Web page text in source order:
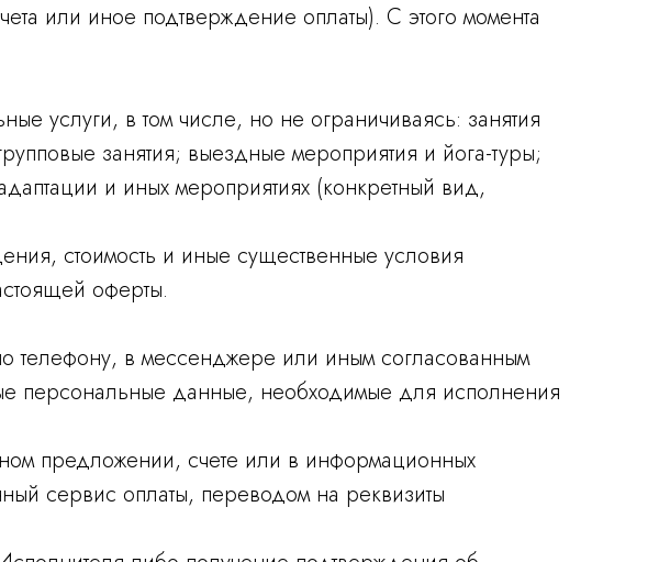
или иное подтверждение оплаты). С этого момента
услуги, в том числе, но не ограничиваясь: занятия
занятия; выездные мероприятия и йога-туры;
и иных мероприятиях (конкретный вид,
стоимость и иные существенные условия
оферты.
телефону, в мессенджере или иным согласованным
персональные данные, необходимые для исполнения
предложении, счете или в информационных
сервис оплаты, переводом на реквизиты